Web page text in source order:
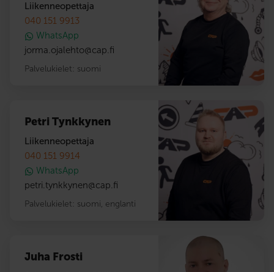
Liikenneopettaja
040 151 9913
WhatsApp
jorma.ojalehto@cap.fi
Palvelukielet: suomi
Petri Tynkkynen
Liikenneopettaja
040 151 9914
WhatsApp
petri.tynkkynen@cap.fi
Palvelukielet: suomi, englanti
Juha Frosti